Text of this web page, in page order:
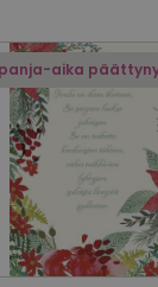
aika